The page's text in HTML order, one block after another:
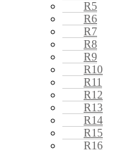
R5
R6
R7
R8
R9
R10
R11
R12
R13
R14
R15
R16